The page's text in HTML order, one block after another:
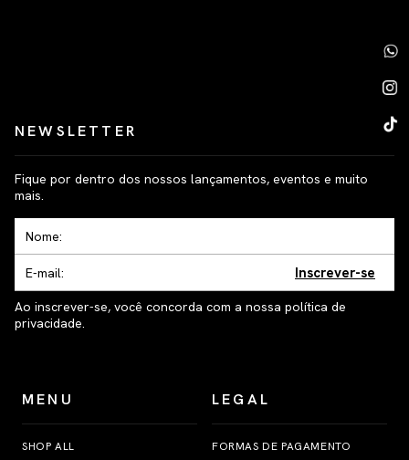
NEWSLETTER
Fique por dentro dos nossos lançamentos, eventos e muito
mais.
Inscrever-se
Ao inscrever-se, você concorda com a nossa política de
privacidade.
MENU
SHOP ALL
LEGAL
FORMAS DE PAGAMENTO